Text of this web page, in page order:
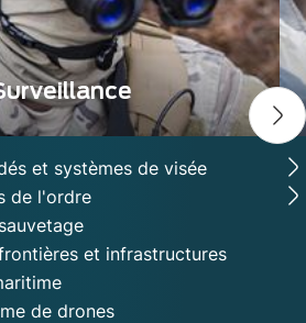
et systèmes de visée
de l'ordre
et infrastructures
de drones